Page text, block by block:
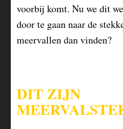
voorbij komt. Nu we dit
door te gaan naar de
meervallen dan vinden?
DIT ZIJN